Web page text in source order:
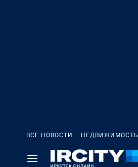
ВСЕ НОВОСТИ НЕДВИЖИМОСТЬ